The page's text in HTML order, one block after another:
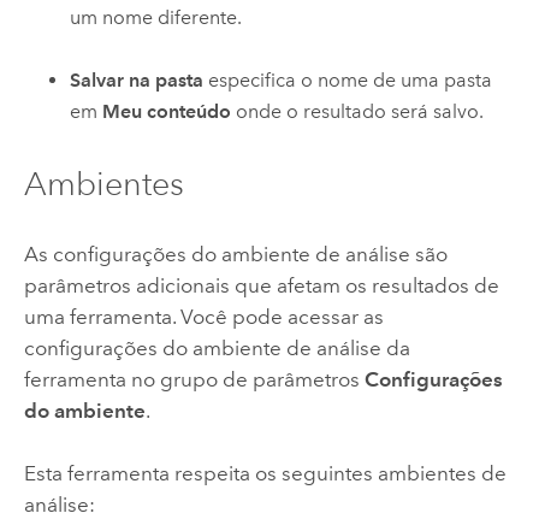
um nome diferente.
Salvar na pasta especifica o nome de uma pasta
em Meu conteúdo onde o resultado será salvo.
Ambientes
As configurações do ambiente de análise são
parâmetros adicionais que afetam os resultados de
uma ferramenta. Você pode acessar as
configurações do ambiente de análise da
ferramenta no grupo de parâmetros Configurações
do ambiente.
Esta ferramenta respeita os seguintes ambientes de
análise: